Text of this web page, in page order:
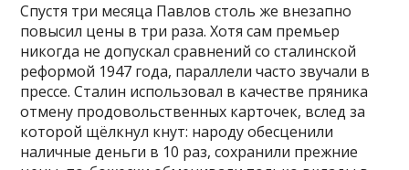
Спустя три месяца Павлов столь же внезапно
повысил цены в три раза. Хотя сам премьер
никогда не допускал сравнений со сталинской
реформой 1947 года, параллели часто звучали в
прессе. Сталин использовал в качестве пряника
отмену продовольственных карточек, вслед за
которой щёлкнул кнут: народу обесценили
наличные деньги в 10 раз, сохранили прежние